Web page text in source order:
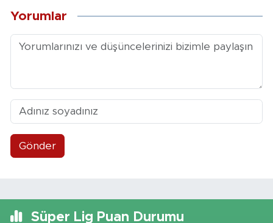
Yorumlar
Gönder
Süper Lig Puan Durumu